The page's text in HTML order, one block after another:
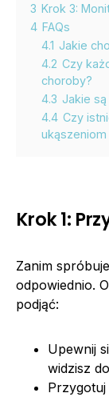
3 Krok 3:
4 FAQs
4.1 Jakie
4.2 Czy
choroby?
4.3 Jakie
4.4 Czy
Krok 1:
Zanim
odpowiednio.
podjąć:
Upewnij
widzisz
Przygotuj